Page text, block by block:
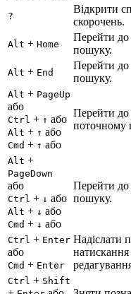
?
Відкрити
скорочень.
Alt + Home
Перейти
пошуку.
Alt + End
Перейти до
пошуку.
Alt + PageUp
або
Ctrl + ↑ або
Alt + ↑ або
Cmd + ↑ або
Перейти до
поточному
Alt +
PageDown
або
Ctrl + ↓ або
Alt + ↓ або
Cmd + ↓ або
Перейти до
пошуку.
Ctrl + Enter
або
Cmd + Enter
Надіслати
Ctrl + Shift